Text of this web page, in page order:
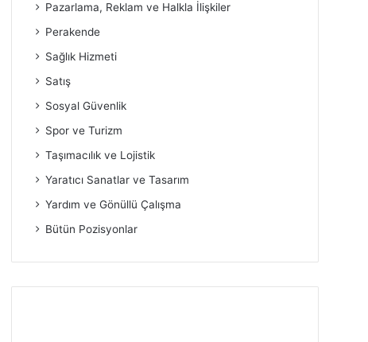
Pazarlama, Reklam ve Halkla İlişkiler
Perakende
Sağlık Hizmeti
Satış
Sosyal Güvenlik
Spor ve Turizm
Taşımacılık ve Lojistik
Yaratıcı Sanatlar ve Tasarım
Yardım ve Gönüllü Çalışma
Bütün Pozisyonlar